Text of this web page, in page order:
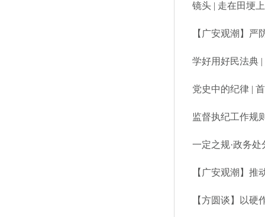
镜头 | 走在田埂
【广安观潮】严
学好用好民法典
党史中的纪律 |
监督执纪工作规
一定之规·政务
【广安观潮】
【方圆谈】以硬